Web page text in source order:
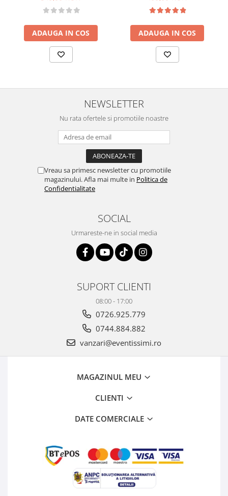
ADAUGA IN COS
Criogenati, Licheni naturali
stabilizati, Rosu/Alb
ADAUGA IN COS
NEWSLETTER
Nu rata ofertele si promotiile noastre
Vreau sa primesc newsletter cu promotiile
magazinului. Afla mai multe in Politica de
Confidentialitate
SOCIAL
Urmareste-ne in social media
SUPORT CLIENTI
08:00 - 17:00
0726.925.779
0744.884.882
vanzari@eventissimi.ro
MAGAZINUL MEU
CLIENTI
DATE COMERCIALE